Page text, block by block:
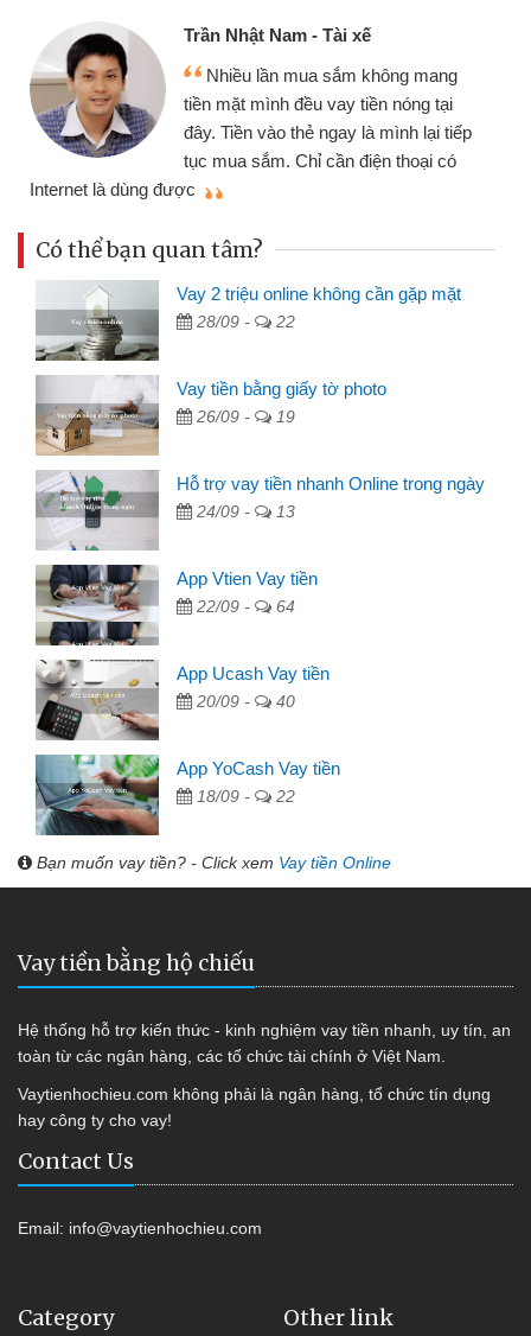
Trần Nhật Nam - Tài xế
Nhiều lần mua sắm không mang
tiền mặt mình đều vay tiền nóng tại
đây. Tiền vào thẻ ngay là mình lại tiếp
tục mua sắm. Chỉ cần điện thoại có
Internet là dùng được
Có thể bạn quan tâm?
Vay 2 triệu online không cần gặp mặt
28/09 - 22
Vay tiền bằng giấy tờ photo
26/09 - 19
Hỗ trợ vay tiền nhanh Online trong ngày
24/09 - 13
App Vtien Vay tiền
22/09 - 64
App Ucash Vay tiền
20/09 - 40
App YoCash Vay tiền
18/09 - 22
Bạn muốn vay tiền? - Click xem Vay tiền Online
Vay tiền bằng hộ chiếu
Hệ thống hỗ trợ kiến thức - kinh nghiệm vay tiền nhanh, uy tín, an
toàn từ các ngân hàng, các tổ chức tài chính ở Việt Nam.
Vaytienhochieu.com không phải là ngân hàng, tổ chức tín dụng
hay công ty cho vay!
Contact Us
Email: info@vaytienhochieu.com
Category Other link